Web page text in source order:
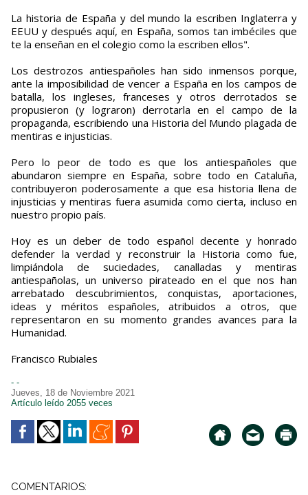
La historia de España y del mundo la escriben Inglaterra y
EEUU y después aquí, en España, somos tan imbéciles que
te la enseñan en el colegio como la escriben ellos".
Los destrozos antiespañoles han sido inmensos porque,
ante la imposibilidad de vencer a España en los campos de
batalla, los ingleses, franceses y otros derrotados se
propusieron (y lograron) derrotarla en el campo de la
propaganda, escribiendo una Historia del Mundo plagada de
mentiras e injusticias.
Pero lo peor de todo es que los antiespañoles que
abundaron siempre en España, sobre todo en Cataluña,
contribuyeron poderosamente a que esa historia llena de
injusticias y mentiras fuera asumida como cierta, incluso en
nuestro propio país.
Hoy es un deber de todo español decente y honrado
defender la verdad y reconstruir la Historia como fue,
limpiándola de suciedades, canalladas y mentiras
antiespañolas, un universo pirateado en el que nos han
arrebatado descubrimientos, conquistas, aportaciones,
ideas y méritos españoles, atribuidos a otros, que
representaron en su momento grandes avances para la
Humanidad.
Francisco Rubiales
- -
Jueves, 18 de Noviembre 2021
Artículo leído 2055 veces
COMENTARIOS: